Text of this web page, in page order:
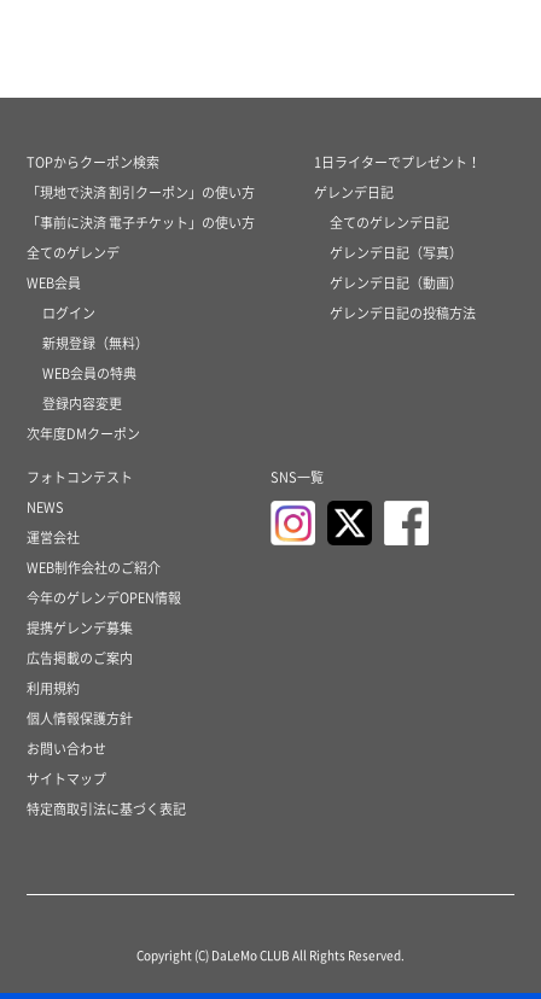
TOPからクーポン検索
「現地で決済 割引クーポン」の使い方
「事前に決済 電子チケット」の使い方
全てのゲレンデ
WEB会員
ログイン
新規登録（無料）
WEB会員の特典
登録内容変更
次年度DMクーポン
1日ライターでプレゼント！
ゲレンデ日記
全てのゲレンデ日記
ゲレンデ日記（写真）
ゲレンデ日記（動画）
ゲレンデ日記の投稿方法
フォトコンテスト
NEWS
運営会社
WEB制作会社のご紹介
今年のゲレンデOPEN情報
提携ゲレンデ募集
広告掲載のご案内
利用規約
個人情報保護方針
お問い合わせ
サイトマップ
特定商取引法に基づく表記
SNS一覧
Copyright (C) DaLeMo CLUB All Rights Reserved.